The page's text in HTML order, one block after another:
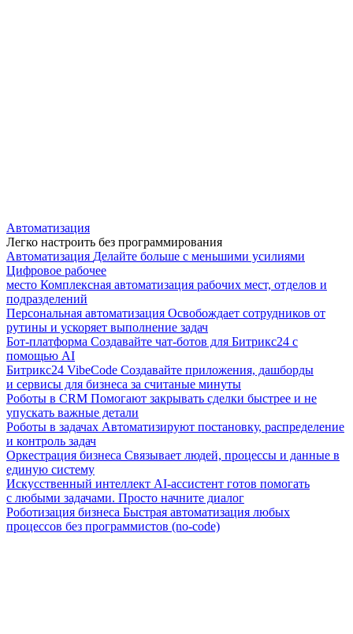
Автоматизация
Легко настроить без программирования
Автоматизация Делайте больше с меньшими усилиями
Цифровое рабочее
место Комплексная автоматизация рабочих мест, отделов и
подразделений
Персональная автоматизация Освобождает сотрудников от
рутины и ускоряет выполнение задач
Бот-платформа Создавайте чат-ботов для Битрикс24 с
помощью AI
Битрикс24 VibeCode Создавайте приложения, дашборды
и сервисы для бизнеса за считаные минуты
Роботы в CRM Помогают закрывать сделки быстрее и не
упускать важные детали
Роботы в задачах Автоматизируют постановку, распределение
и контроль задач
Оркестрация бизнеса Связывает людей, процессы и данные в
единую систему
Искусственный интеллект AI-ассистент готов помогать
с любыми задачами. Просто начните диалог
Роботизация бизнеса Быстрая автоматизация любых
процессов без программистов (no-code)